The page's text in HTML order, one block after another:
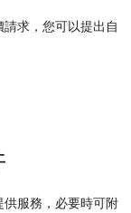
求，您可以提出自
服務，必要時可附